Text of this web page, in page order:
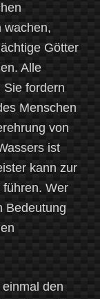
wachen,
Götter
Alle
Sie fordern
Menschen
von
ist
kann zur
Wer
Bedeutung
den